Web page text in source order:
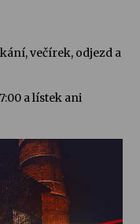
Kolchoz a
večírek, odjezd a
a lístek ani